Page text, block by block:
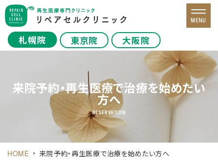
札幌院 東京院 大阪院
MENU
来院予約・再生医療で治療を始めたい
方へ
RESERVATION
HOME 来院予約・再生医療で治療を始めたい方へ